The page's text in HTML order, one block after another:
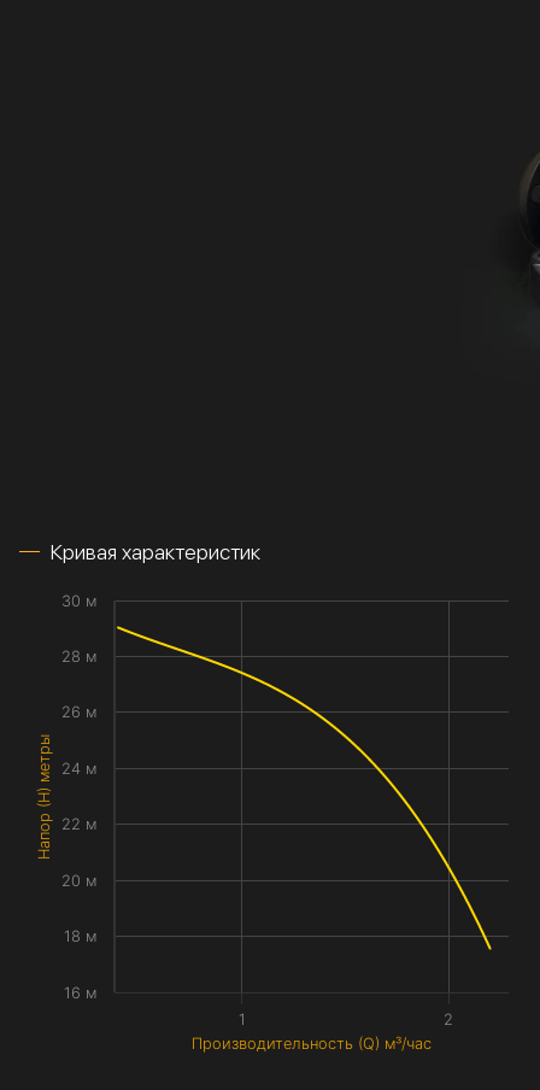
Кривая характеристик
Производительность (Q) м³/час
Напор (H) метры
1 2
16 м
18 м
20 м
22 м
24 м
26 м
28 м
30 м